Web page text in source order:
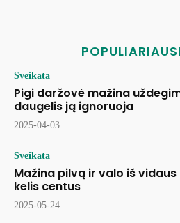
Sveikata
Pigi daržovė mažina
daugelis ją ignoruoja
2025-04-03
Sveikata
Mažina pilvą ir valo iš
kelis centus
2025-05-24